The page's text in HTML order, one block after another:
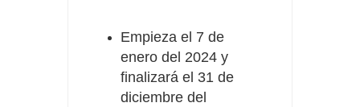
Empieza el 7 de
enero del 2024 y
finalizará el 31 de
diciembre del